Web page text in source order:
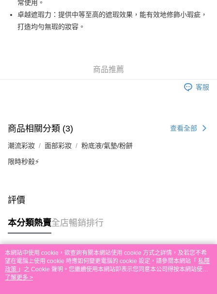
PayMe
WeChat Pay
銀行匯款 請將存款存到以下銀行帳戶，並於存款單據寫上訂單編號後電郵至
eshop@colourmix-cosmetics.com** **我們不會處理沒有提供存款單據的訂
單。 如果訂購後七個工作天內我們未能收到有關存款，有關訂單將被取消。
付款後順豐站及營業點取貨
免運費
其他地區配送
常使用。
卓越遮瑕力：提供中等至高的遮瑕效果，能有效地修飾小瑕疵，
打造均勻無瑕的妝容。
商品推薦
客服
商品相關分類 (3) 查看全部
潮流彩妝 面部彩妝 粉底液/氣墊/粉餅
限時秒殺⚡
評價
本分類熱賣全店暢銷排行
熱門標籤
熱銷排行
本網站中使用 cookie，欲查詢有關本網站使用 cookie 方式之詳情，及若您不希
望在電腦上使用 cookie 時應如何變更電腦的 cookie 設定，請參閱本網站「 私隱
政策 」之 Cookie 聲明。您繼續使用本網站即表示您同意本公司得按本網站使用
條款之 Cookie 聲明使用 cookie。
了解更多 >